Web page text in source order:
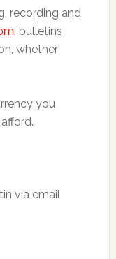
recording and
. bulletins
whether
you
via email